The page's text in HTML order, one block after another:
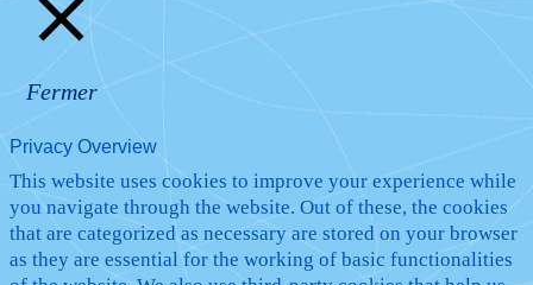
Fermer
Privacy Overview
This website uses cookies to improve your experience while
you navigate through the website. Out of these, the cookies
that are categorized as necessary are stored on your browser
as they are essential for the working of basic functionalities